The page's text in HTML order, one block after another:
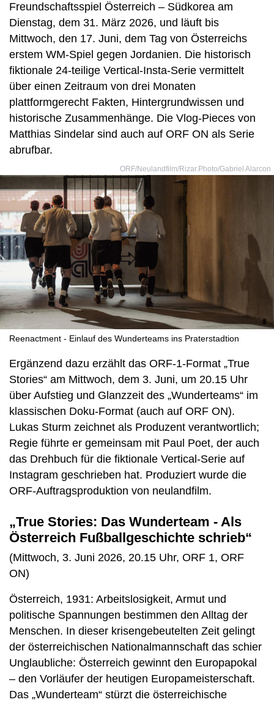
Freundschaftsspiel Österreich – Südkorea am
Dienstag, dem 31. März 2026, und läuft bis
Mittwoch, den 17. Juni, dem Tag von Österreichs
erstem WM-Spiel gegen Jordanien. Die historisch
fiktionale 24-teilige Vertical-Insta-Serie vermittelt
über einen Zeitraum von drei Monaten
plattformgerecht Fakten, Hintergrundwissen und
historische Zusammenhänge. Die Vlog-Pieces von
Matthias Sindelar sind auch auf ORF ON als Serie
abrufbar.
ORF/Neulandfilm/Rizar.Photo/Gabriel Alarcon
Reenactment - Einlauf des Wunderteams ins Praterstadtion
Ergänzend dazu erzählt das ORF-1-Format „True
Stories“ am Mittwoch, dem 3. Juni, um 20.15 Uhr
über Aufstieg und Glanzzeit des „Wunderteams“ im
klassischen Doku-Format (auch auf ORF ON).
Lukas Sturm zeichnet als Produzent verantwortlich;
Regie führte er gemeinsam mit Paul Poet, der auch
das Drehbuch für die fiktionale Vertical-Serie auf
Instagram geschrieben hat. Produziert wurde die
ORF-Auftragsproduktion von neulandfilm.
„True Stories: Das Wunderteam - Als
Österreich Fußballgeschichte schrieb“
(Mittwoch, 3. Juni 2026, 20.15 Uhr, ORF 1, ORF
ON)
Österreich, 1931: Arbeitslosigkeit, Armut und
politische Spannungen bestimmen den Alltag der
Menschen. In dieser krisengebeutelten Zeit gelingt
der österreichischen Nationalmannschaft das schier
Unglaubliche: Österreich gewinnt den Europapokal
– den Vorläufer der heutigen Europameisterschaft.
Das „Wunderteam“ stürzt die österreichische